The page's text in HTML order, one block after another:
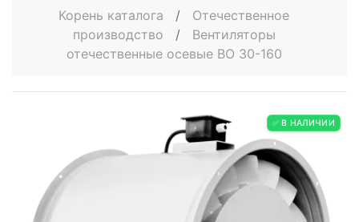
Корень каталога /
Отечественное
производство
/
Вентиляторы
отечественные осевые ВО 30-160
✅ В НАЛИЧИИ